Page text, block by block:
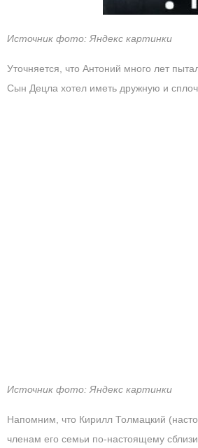
Источник фото: Яндекс картинки
Уточняется, что Антоний много лет
Сын Децла хотел иметь дружную и
Источник фото: Яндекс картинки
Напомним, что Кирилл Толмацкий
членам его семьи по-настоящему